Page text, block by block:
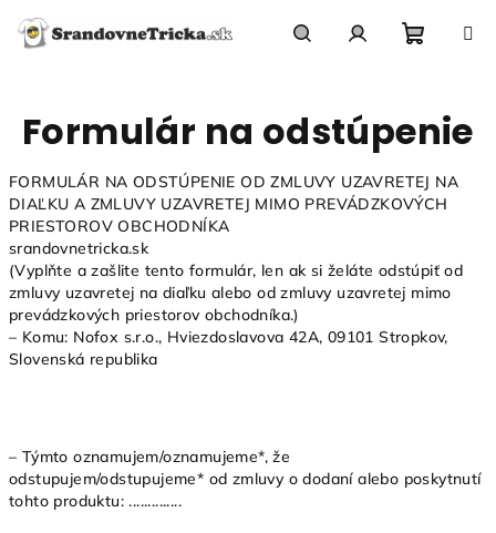
obsah
košík
Formulár na odstúpenie
FORMULÁR NA ODSTÚPENIE OD ZMLUVY UZAVRETEJ NA
DIAĽKU A ZMLUVY UZAVRETEJ MIMO PREVÁDZKOVÝCH
PRIESTOROV OBCHODNÍKA
srandovnetricka.sk
(Vyplňte a zašlite tento formulár, len ak si želáte odstúpiť od
zmluvy uzavretej na diaľku alebo od zmluvy uzavretej mimo
prevádzkových priestorov obchodníka.)
– Komu: Nofox s.r.o., Hviezdoslavova 42A, 09101 Stropkov,
Slovenská republika
– Týmto oznamujem/oznamujeme*, že
odstupujem/odstupujeme* od zmluvy o dodaní alebo poskytnutí
tohto produktu: ..............